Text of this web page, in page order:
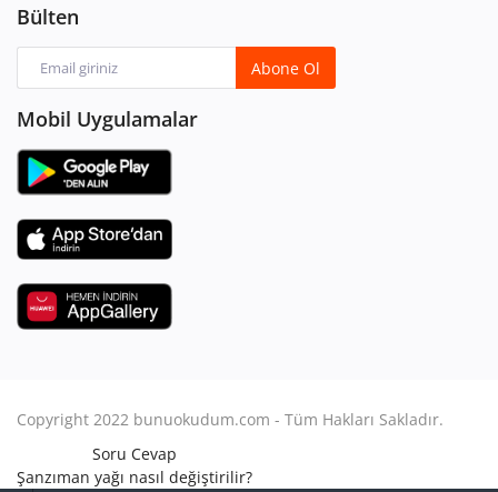
Bülten
Abone Ol
Mobil Uygulamalar
Copyright 2022 bunuokudum.com - Tüm Hakları Sakladır.
Soru Cevap
Şanzıman yağı nasıl değiştirilir?